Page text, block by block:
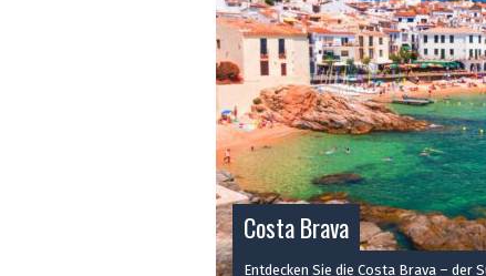
Costa Brava
Entdecken Sie die Costa Brava – der